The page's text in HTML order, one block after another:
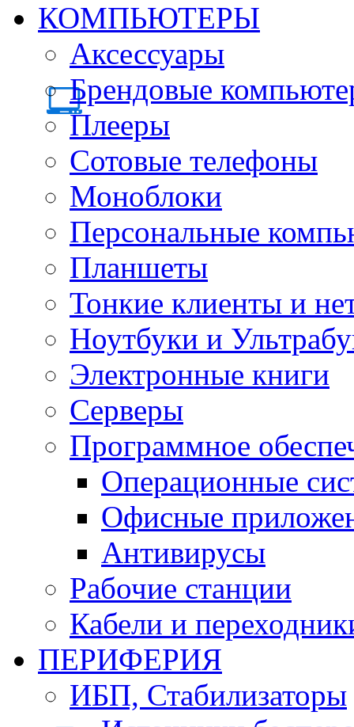
КОМПЬЮТЕРЫ
Аксессуары
Брендовые
Плееры
Сотовые телефоны
Моноблоки
Персональные
Планшеты
Тонкие клиенты и
Ноутбуки и
Электронные книги
Серверы
Программное
Операционные
Офисные
Антивирусы
Рабочие станции
Кабели и
ПЕРИФЕРИЯ
ИБП, Стабилизаторы